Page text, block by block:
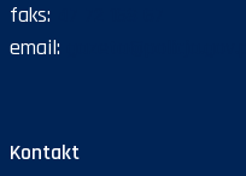
faks:
email:
Kontakt